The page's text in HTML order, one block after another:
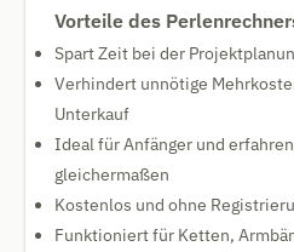
Vorteile des
Spart Zeit bei der
Verhindert unnötige
Unterkauf
Ideal für Anfänger und
gleichermaßen
Kostenlos und ohne
Funktioniert für Ketten,